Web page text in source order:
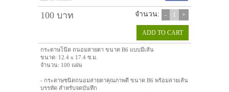
100 บาท จำนวน: - 1 +
ADD TO CART
กระดาษโน๊ต ถนอมสายตา ขนาด B6 แบบมีเส้น
ขนาด: 12.4 x 17.4 ซ.ม.
จำนวน: 100 แผ่น
- กระดาษชนิดถนอมสายตาคุณภาพดี ขนาด B6 พร้อมลายเส้น
บรรทัด สำหรับจดบันทึก